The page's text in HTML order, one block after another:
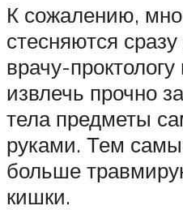
К сожалению,
стесняются
врачу-
извлечь прочно
тела предметы
руками. Тем
больше
кишки.